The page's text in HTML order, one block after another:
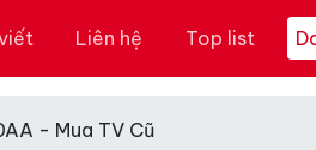
Liên hệ Top list
- Mua TV Cũ